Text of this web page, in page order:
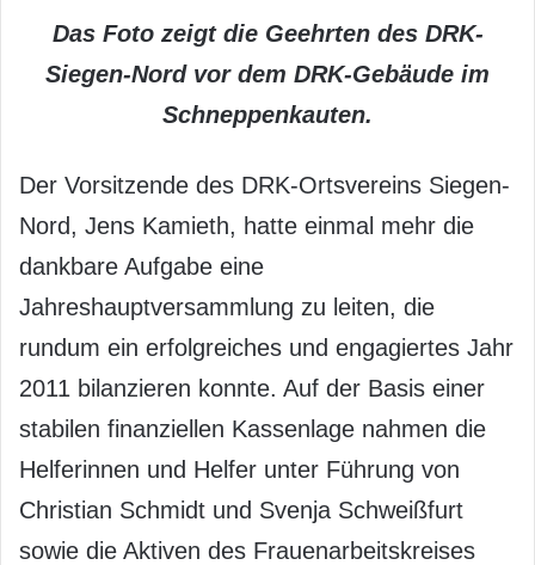
Das Foto zeigt die Geehrten des DRK-
Siegen-Nord vor dem DRK-Gebäude im
Schneppenkauten.
Der Vorsitzende des DRK-Ortsvereins Siegen-
Nord, Jens Kamieth, hatte einmal mehr die
dankbare Aufgabe eine
Jahreshauptversammlung zu leiten, die
rundum ein erfolgreiches und engagiertes Jahr
2011 bilanzieren konnte. Auf der Basis einer
stabilen finanziellen Kassenlage nahmen die
Helferinnen und Helfer unter Führung von
Christian Schmidt und Svenja Schweißfurt
sowie die Aktiven des Frauenarbeitskreises